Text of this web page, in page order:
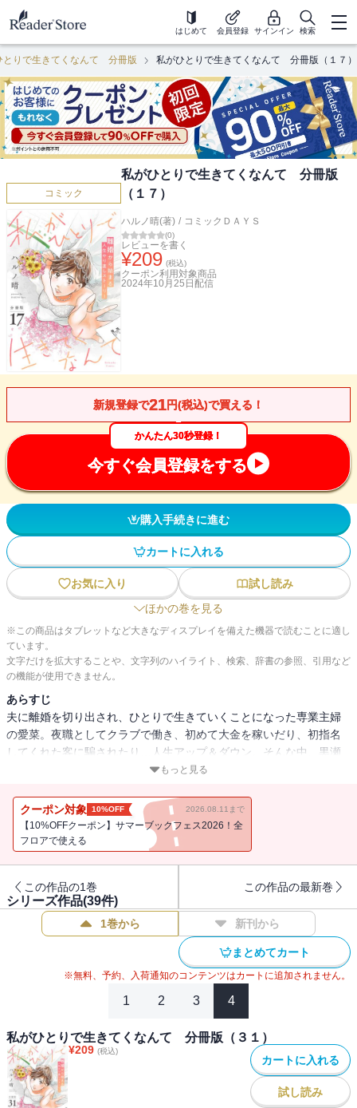
はじめて 会員登録 サインイン 検索
とりで生きてくなんて 分冊版 私がひとりで生きてくなんて 分冊版（１７）
コミック
私がひとりで生きてくなんて 分冊版
（１７）
ハルノ晴(著) / コミックＤＡＹＳ
(0)
レビューを書く
¥209 (税込)
クーポン利用対象商品
2024年10月25日 配信
新規登録で21円(税込)で買える！
かんたん30秒登録！
今すぐ会員登録をする
購入手続きに進む
カートに入れる
お気に入り
試し読み
ほかの巻を見る
※この商品はタブレットなど大きなディスプレイを備えた機器で読むことに適し
ています。
文字だけを拡大することや、文字列のハイライト、検索、辞書の参照、引用など
の機能が使用できません。
あらすじ
夫に離婚を切り出され、ひとりで生きていくことになった専業主婦
の愛菜。夜職としてクラブで働き、初めて大金を稼いだり、初指名
してくれた客に騙されたり…人生アップ＆ダウン。そんな中、黒瀬
の計らいで、愛菜と岸本が初めてデートをすることに。ついに2人
『あなたがしてくれなくても』のハルノ晴が描く、専業主婦の人生
やり直しストーリー！！
【第17話「重なる心と唇」を収録】
もっと見る
クーポン対象 10%OFF 2026.08.11まで
【10%OFFクーポン】サマーブックフェス2026！全
フロアで使える
この作品の1巻 この作品の最新巻
シリーズ作品(39件)
1巻から 新刊から
まとめてカート
※無料、予約、入荷通知のコンテンツはカートに追加されません。
1 2 3 4
私がひとりで生きてくなんて 分冊版（３１）
¥209 (税込)
カートに入れる
試し読み